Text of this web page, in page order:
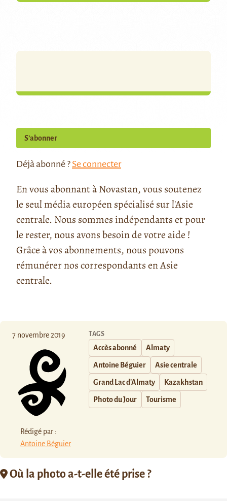
S’abonner
Déjà abonné ? Se connecter
En vous abonnant à Novastan, vous soutenez
le seul média européen spécialisé sur l'Asie
centrale. Nous sommes indépendants et pour
le rester, nous avons besoin de votre aide !
Grâce à vos abonnements, nous pouvons
rémunérer nos correspondants en Asie
centrale.
7 novembre 2019
Rédigé par :
Antoine Béguier
TAGS
Accès abonné Almaty
Antoine Béguier Asie centrale
Grand Lac d'Almaty Kazakhstan
Photo du Jour Tourisme
Où la photo a-t-elle été prise ?